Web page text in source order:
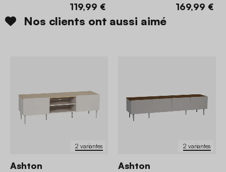
119,99 € 169,99 €
Nos clients ont aussi aimé
2 variantes
Ashton
2 variantes
Ashton